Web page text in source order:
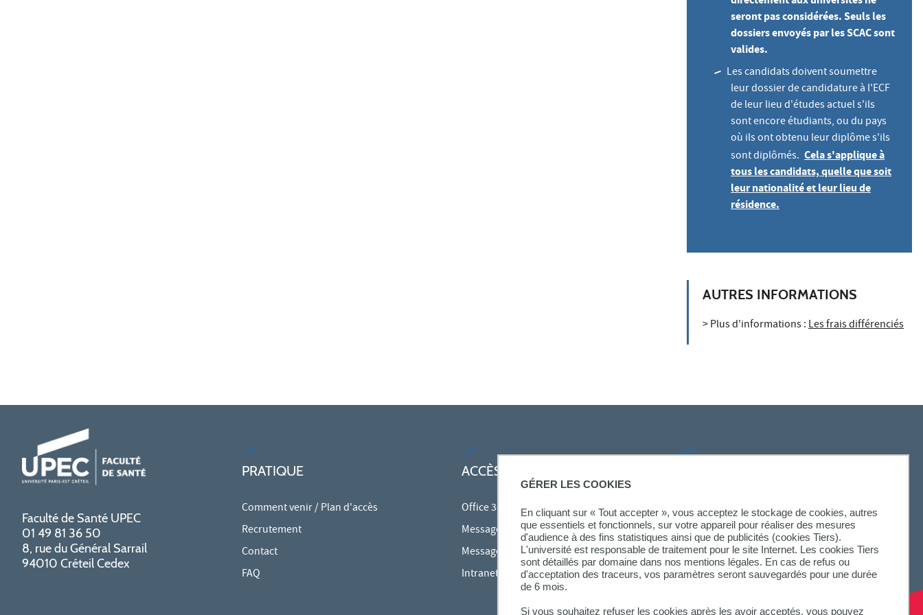
GÉRER LES COOKIES
En cliquant sur « Tout accepter », vous acceptez le stockage de cookies, autres
que essentiels et fonctionnels, sur votre appareil pour réaliser des mesures
d'audience à des fins statistiques ainsi que de publicités (cookies Tiers).
L'université est responsable de traitement pour le site Internet. Les cookies Tiers
sont détaillés par domaine dans nos mentions légales. En cas de refus ou
d'acceptation des traceurs, vos paramètres seront sauvegardés pour une durée
de 6 mois.
Si vous souhaitez refuser les cookies après les avoir acceptés, vous pouvez
seront pas considérées. Seuls les
dossiers envoyés par les SCAC sont
valides.
Les candidats doivent soumettre
leur dossier de candidature à l'ECF
de leur lieu d'études actuel s'ils
sont encore étudiants, ou du pays
où ils ont obtenu leur diplôme s'ils
sont diplômés. Cela s'applique à
tous les candidats, quelle que soit
leur nationalité et leur lieu de
résidence.
AUTRES INFORMATIONS
> Plus d'informations :Les frais différenciés
Faculté de Santé UPEC
01 49 81 36 50
8, rue du Général Sarrail
94010 Créteil Cedex
PRATIQUE
Comment venir / Plan d'accès
Recrutement
Contact
FAQ
ACCÈS RAPIDES
Office 365
Messagerie des personnels
Messagerie étudiante
Intranet des personnels